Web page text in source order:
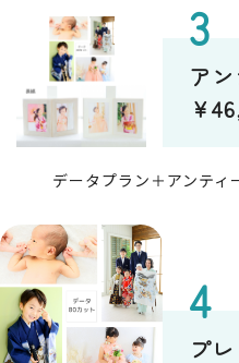
ア
￥
データプラン＋アンティ
プ
全従業員に個人情報保
組みを徹底させ、個人
ます。
1．個人情報
「個人情報」とは、個
情報」を指すものと
住所、電話番号、連絡
定の個人を識別できる
にかかるデータ、及び
どの当該情報単体から
報（個人識別情報）を